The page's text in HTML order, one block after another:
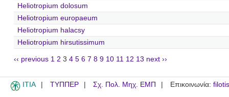
Heliotropium dolosum
Heliotropium europaeum
Heliotropium halacsy
Heliotropium hirsutissimum
‹‹ previous 1 2 3 4 5 6 7 8 9 10 11 12 13 next ››
ITIA ΤΥΠΠΕΡ Σχ. Πολ. Μηχ. ΕΜΠ Επικοινωνία: